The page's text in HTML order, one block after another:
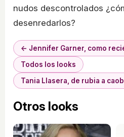
nudos descontrolados
desenredarlos?
← Jennifer Garner, como
Todos los looks
Tania Llasera, de rubia a
Otros looks